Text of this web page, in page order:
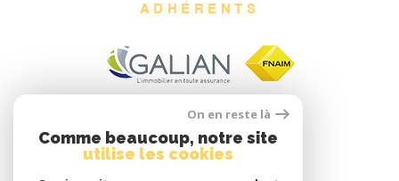
ADHÉRENTS
On en reste là
Comme beaucoup, notre site
utilise les cookies